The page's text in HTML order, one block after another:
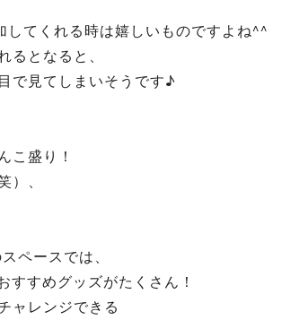
てくれる時は嬉しいものですよね^^
となると、
で見てしまいそうです♪
こ盛り！
、
ペースでは、
すめグッズがたくさん！
ャレンジできる